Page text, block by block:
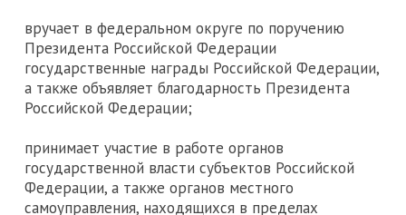
вручает в федеральном округе по поручению
Президента Российской Федерации
государственные награды Российской Федерации,
а также объявляет благодарность Президента
Российской Федерации;
принимает участие в работе органов
государственной власти субъектов Российской
Федерации, а также органов местного
самоуправления, находящихся в пределах